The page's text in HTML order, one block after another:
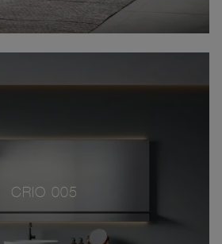
CRIO 005